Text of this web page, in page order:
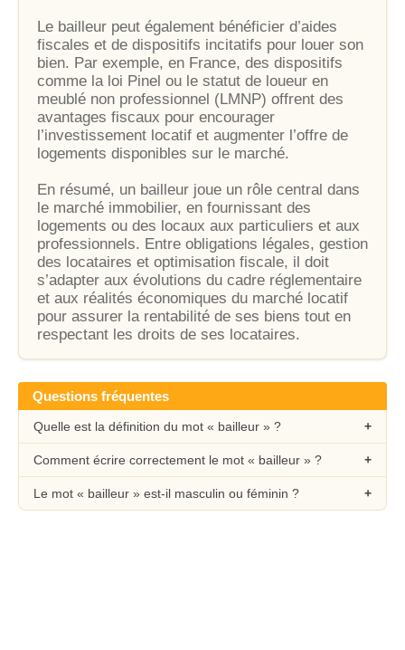
Le bailleur peut également bénéficier d’aides
fiscales et de dispositifs incitatifs pour louer son
bien. Par exemple, en France, des dispositifs
comme la loi Pinel ou le statut de loueur en
meublé non professionnel (LMNP) offrent des
avantages fiscaux pour encourager
l’investissement locatif et augmenter l’offre de
logements disponibles sur le marché.
En résumé, un bailleur joue un rôle central dans
le marché immobilier, en fournissant des
logements ou des locaux aux particuliers et aux
professionnels. Entre obligations légales, gestion
des locataires et optimisation fiscale, il doit
s’adapter aux évolutions du cadre réglementaire
et aux réalités économiques du marché locatif
pour assurer la rentabilité de ses biens tout en
respectant les droits de ses locataires.
Questions fréquentes
Quelle est la définition du mot « bailleur » ?
Comment écrire correctement le mot « bailleur » ?
Le mot « bailleur » est-il masculin ou féminin ?